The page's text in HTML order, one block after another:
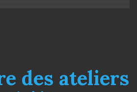
des ateliers